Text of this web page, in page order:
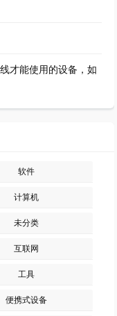
才能使用的设备，如
软件
计算机
未分类
互联网
工具
便携式设备